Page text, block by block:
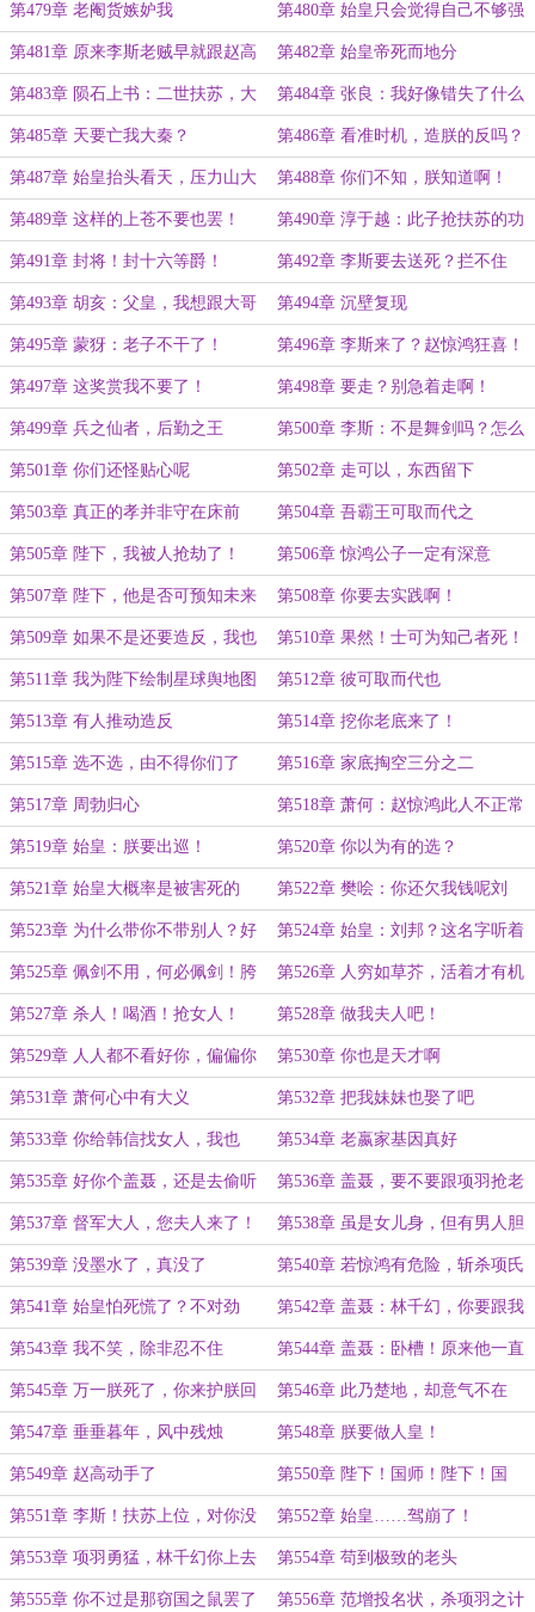
第479章 老阉货嫉妒我 第480章 始皇只会觉得自己不够强
第481章 原来李斯老贼早就跟赵高
勾搭上了
第482章 始皇帝死而地分
第483章 陨石上书：二世扶苏，大
秦昌盛
第484章 张良：我好像错失了什么
第485章 天要亡我大秦？ 第486章 看准时机，造朕的反吗？
第487章 始皇抬头看天，压力山大 第488章 你们不知，朕知道啊！
第489章 这样的上苍不要也罢！ 第490章 淳于越：此子抢扶苏的功
劳！
第491章 封将！封十六等爵！ 第492章 李斯要去送死？拦不住
啊！
第493章 胡亥：父皇，我想跟大哥
一样
第494章 沉壁复现
第495章 蒙犽：老子不干了！ 第496章 李斯来了？赵惊鸿狂喜！
第497章 这奖赏我不要了！ 第498章 要走？别急着走啊！
第499章 兵之仙者，后勤之王 第500章 李斯：不是舞剑吗？怎么
奔我而来？
第501章 你们还怪贴心呢 第502章 走可以，东西留下
第503章 真正的孝并非守在床前 第504章 吾霸王可取而代之
第505章 陛下，我被人抢劫了！ 第506章 惊鸿公子一定有深意
第507章 陛下，他是否可预知未来
啊？
第508章 你要去实践啊！
第509章 如果不是还要造反，我也
去！
第510章 果然！士可为知己者死！
第511章 我为陛下绘制星球舆地图 第512章 彼可取而代也
第513章 有人推动造反 第514章 挖你老底来了！
第515章 选不选，由不得你们了 第516章 家底掏空三分之二
第517章 周勃归心 第518章 萧何：赵惊鸿此人不正常
啊
第519章 始皇：朕要出巡！ 第520章 你以为有的选？
第521章 始皇大概率是被害死的 第522章 樊哙：你还欠我钱呢刘
邦！
第523章 为什么带你不带别人？好
好想想！
第524章 始皇：刘邦？这名字听着
怎么这么难受？
第525章 佩剑不用，何必佩剑！胯
下之辱，也能忍受？
第526章 人穷如草芥，活着才有机
会！
第527章 杀人！喝酒！抢女人！ 第528章 做我夫人吧！
第529章 人人都不看好你，偏偏你
最不争气
第530章 你也是天才啊
第531章 萧何心中有大义 第532章 把我妹妹也娶了吧
第533章 你给韩信找女人，我也
要！
第534章 老嬴家基因真好
第535章 好你个盖聂，还是去偷听
了！
第536章 盖聂，要不要跟项羽抢老
婆？
第537章 督军大人，您夫人来了！ 第538章 虽是女儿身，但有男人胆
第539章 没墨水了，真没了 第540章 若惊鸿有危险，斩杀项氏
一族！
第541章 始皇怕死慌了？不对劲
啊！
第542章 盖聂：林千幻，你要跟我
抢女人？
第543章 我不笑，除非忍不住 第544章 盖聂：卧槽！原来他一直
知道我喜欢他妈！
第545章 万一朕死了，你来护朕回
咸阳
第546章 此乃楚地，却意气不在
第547章 垂垂暮年，风中残烛 第548章 朕要做人皇！
第549章 赵高动手了 第550章 陛下！国师！陛下！国
师！
第551章 李斯！扶苏上位，对你没
好处
第552章 始皇……驾崩了！
第553章 项羽勇猛，林千幻你上去
试试！
第554章 苟到极致的老头
第555章 你不过是那窃国之鼠罢了 第556章 范增投名状，杀项羽之计